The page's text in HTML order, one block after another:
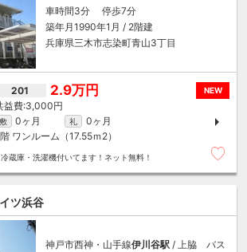
車時間3分 停歩7分
築年月1990年1月 / 2階建
兵庫県三木市志染町青山3丁目
NEW
201 2.9万円
3,000円
敷 0ヶ月 礼
0ヶ月
ワンルーム（17.55ｍ 2）
蔵庫・洗濯機付いてます！ネット無料！
ツ浜谷
神戸市西神・山手線伊川谷駅 / 上脇 バス